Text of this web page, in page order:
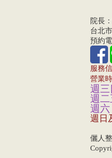
院長
台北
預約
服務
營業
週三
週二
週六
週日
儷人